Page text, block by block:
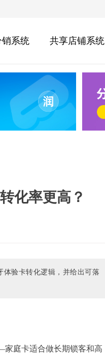
销系统 共享店铺系统
化率更高？
体验卡转化逻辑，并给出可落
庭卡适合做长期锁客和高